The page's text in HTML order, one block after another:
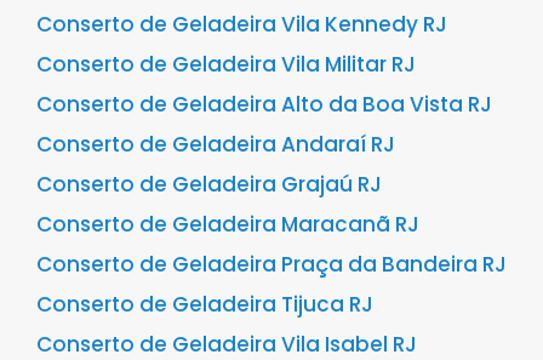
Conserto de Geladeira Vila Kennedy RJ
Conserto de Geladeira Vila Militar RJ
Conserto de Geladeira Alto da Boa Vista RJ
Conserto de Geladeira Andaraí RJ
Conserto de Geladeira Grajaú RJ
Conserto de Geladeira Maracanã RJ
Conserto de Geladeira Praça da Bandeira RJ
Conserto de Geladeira Tijuca RJ
Conserto de Geladeira Vila Isabel RJ